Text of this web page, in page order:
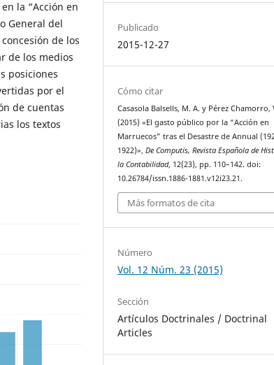
la “Acción en
General del
de los
de los medios
posiciones
por el
de cuentas
los textos
Publicado
2015-12-27
Cómo citar
Casasola Balsells, M. A. y Pérez Chamorro,
(2015) «El gasto público por la “Acción en
Marruecos” tras el Desastre de Annual
1922)»,De Computis, Revista Española de
la Contabilidad, 12(23), pp. 110–142. doi:
10.26784/issn.1886-1881.v12i23.21.
Más formatos de cita
Número
Vol. 12 Núm. 23 (2015)
Sección
Artículos Doctrinales / Doctrinal
Articles